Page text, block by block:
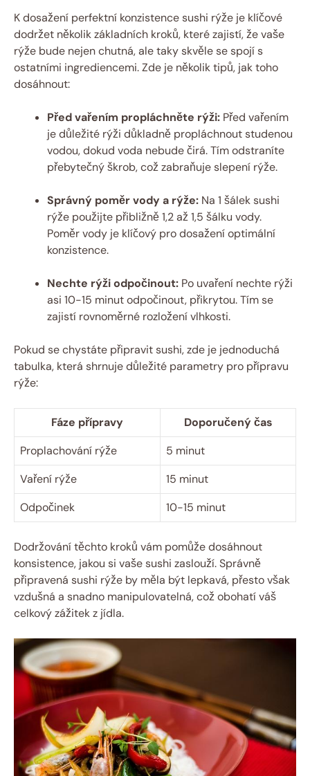
K dosažení perfektní konzistence sushi rýže je klíčové
dodržet několik základních kroků, které zajistí, že vaše
rýže bude nejen chutná, ale taky skvěle se spojí s
ostatními ingrediencemi. Zde je několik tipů, jak toho
dosáhnout:
Před vařením propláchněte rýži: Před vařením
je důležité rýži důkladně propláchnout studenou
vodou, dokud voda nebude čirá. Tím odstraníte
přebytečný škrob, což zabraňuje slepení rýže.
Správný poměr vody a rýže: Na 1 šálek sushi
rýže použijte přibližně 1,2 až 1,5 šálku vody.
Poměr vody je klíčový pro dosažení optimální
konzistence.
Nechte rýži odpočinout: Po uvaření nechte rýži
asi 10-15 minut odpočinout, přikrytou. Tím se
zajistí rovnoměrné rozložení vlhkosti.
Pokud se chystáte připravit sushi, zde je jednoduchá
tabulka, která shrnuje důležité parametry pro přípravu
rýže:
Fáze přípravy
Doporučený čas
Proplachování rýže
5 minut
Vaření rýže
15 minut
Odpočinek
10-15 minut
Dodržování těchto kroků vám pomůže dosáhnout
konsistence, jakou si vaše sushi zaslouží. Správně
připravená sushi rýže by měla být lepkavá, přesto však
vzdušná a snadno manipulovatelná, což obohatí váš
celkový zážitek z jídla.